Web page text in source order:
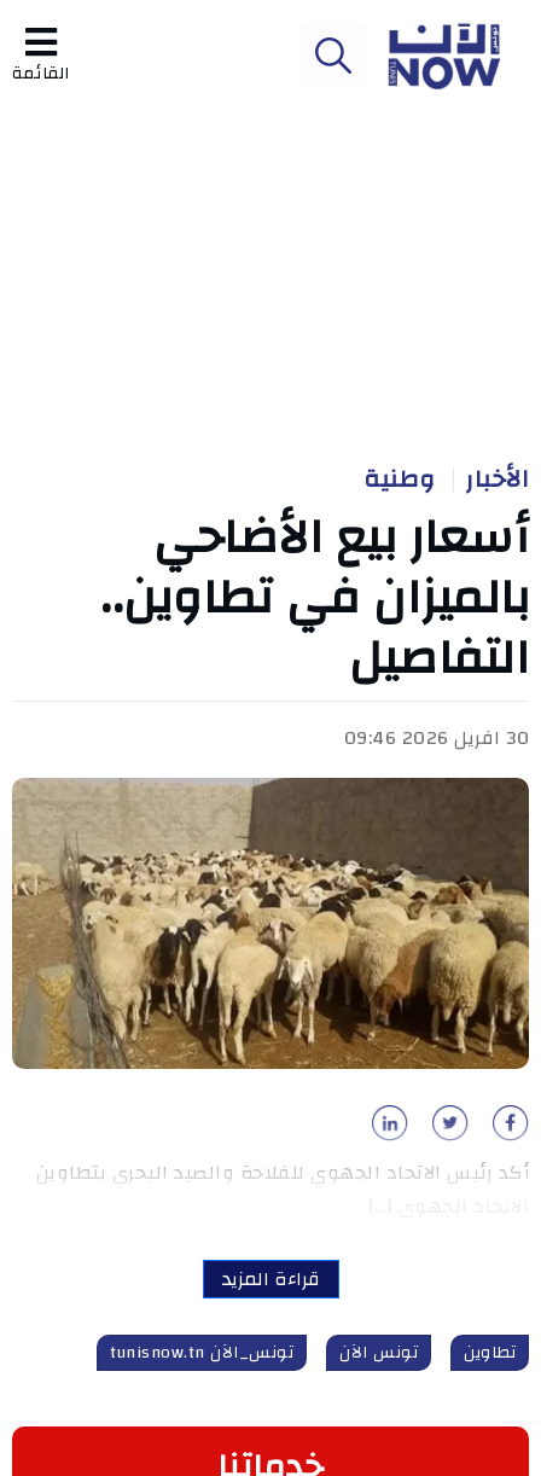
القائمة
الأخبار وطنية
أسعار بيع الأضاحي
بالميزان في تطاوين..
التفاصيل
30 افريل 2026 09:46
أكد رئيس الاتحاد الجهوي للفلاحة والصيد البحري بتطاوين
قراءة المزيد
تطاوين تونس الآن تونس_الآن tunisnow.tn